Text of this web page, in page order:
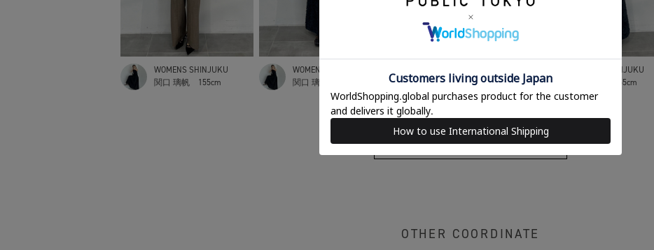
WOMENS SHINJUKU
関口 璃帆
155cm
WOMENS SHINJUKU
関口 璃帆
関口 璃帆
155cm
WOMENS SHINJUKU
155cm
もっと見る
OTHER COORDINATE